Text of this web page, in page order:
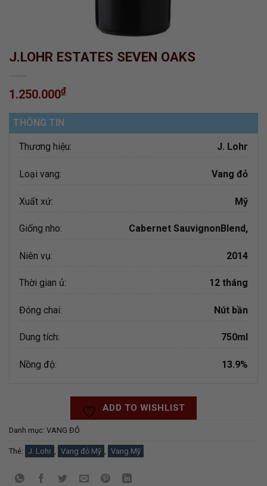
J.LOHR ESTATES SEVEN OAKS
1.250.000₫
THÔNG TIN
Thương hiệu: J. Lohr
Loại vang: Vang đỏ
Xuất xứ: Mỹ
Giống nho: Cabernet SauvignonBlend,
Niên vụ: 2014
Thời gian ủ: 12 tháng
Đóng chai: Nút bần
Dung tích: 750ml
Nồng độ: 13.9%
ADD TO WISHLIST
Danh mục: VANG ĐỎ
Thẻ: J. Lohr , Vang đỏ Mỹ , Vang Mỹ